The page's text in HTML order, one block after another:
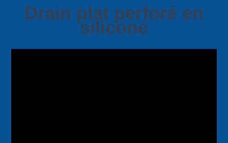
Drain plat perforé en
silicone